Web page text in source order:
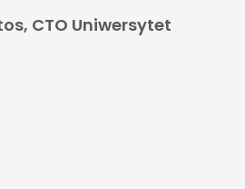
CTO Uniwersytet